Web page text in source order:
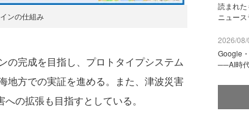
ンの仕組み
完成を目指し、プロトタイプシステム
地方での実証を進める。また、津波災害
の拡張も目指すとしている。
読まれ
ニュー
2026/
Google
──AI時